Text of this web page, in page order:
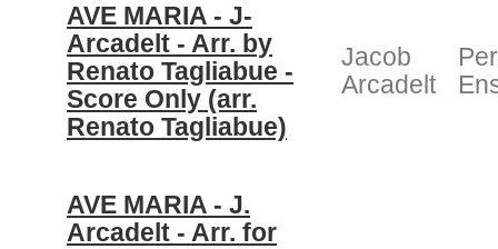
AVE MARIA - J-
Arcadelt - Arr. by
Renato Tagliabue -
Score Only (arr.
Renato Tagliabue)
Jacob
Arcadelt
AVE MARIA - J.
Arcadelt - Arr. for